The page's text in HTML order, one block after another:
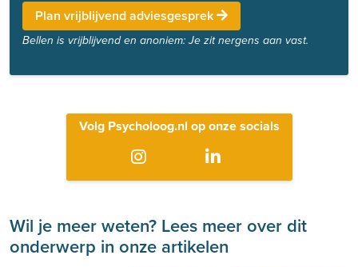
Plan vrijblijvend adviesgesprek
Bellen is vrijblijvend en anoniem: Je zit nergens aan vast.
Volg Psycholoog.nl op onze socials
Wil je meer weten? Lees meer over dit
onderwerp in onze artikelen